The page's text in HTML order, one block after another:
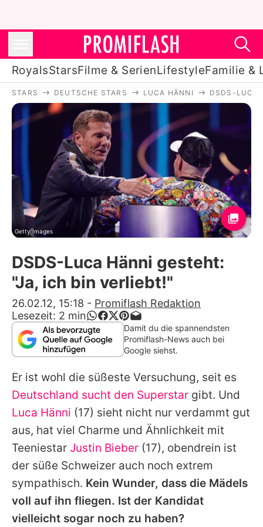
RoyalsStarsFilme & SerienLifestyleFamilie &
Royals
Filme & Serien
Lifestyle
Familie & Liebe
Promiflash Exklusiv
Alle Themen auf Promiflash
App runterladen
Team
Redaktionelle Richtlinien
Impressum
Datenschutzerklärung
Nutzungsbedingungen
Utiq verwalten
STARS DEUTSCHE STARS LUCA HÄNNI DSDS-LUCA
Getty Images
DSDS-Luca Hänni gesteht:
"Ja, ich bin verliebt!"
26.02.12, 15:18 - Promiflash Redaktion
Lesezeit: 2 min
Damit du die spannendsten
Promiflash-News auch bei
Google siehst.
Er ist wohl die süßeste Versuchung, seit es
Deutschland sucht den Superstar gibt. Und
Luca Hänni (17) sieht nicht nur verdammt gut
aus, hat viel Charme und Ähnlichkeit mit
Teeniestar Justin Bieber (17), obendrein ist
der süße Schweizer auch noch extrem
sympathisch. Kein Wunder, dass die Mädels
voll auf ihn fliegen. Ist der Kandidat
vielleicht sogar noch zu haben?